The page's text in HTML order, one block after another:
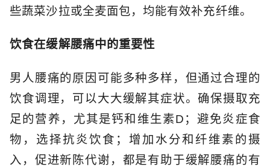
些蔬菜沙拉或全麦面包，均能有效补充纤维。
饮食在缓解腰痛中的重要性
男人腰痛的原因可能多种多样，但通过合理的
饮食调理，可以大大缓解其症状。确保摄取充
足的营养，尤其是钙和维生素D；避免炎症食
物，选择抗炎饮食；增加水分和纤维素的摄
入，促进新陈代谢，都是有助于缓解腰痛的有